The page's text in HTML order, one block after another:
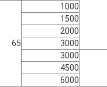
1000
65
1500
2000
3000
3000
4500
6000